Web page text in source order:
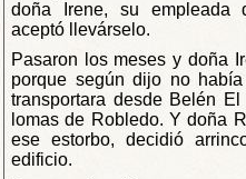
doña Irene, su empleada
aceptó llevárselo.
Pasaron los meses y doña
porque según dijo no
transportara desde Belén
lomas de Robledo. Y doña
ese estorbo, decidió
edificio.